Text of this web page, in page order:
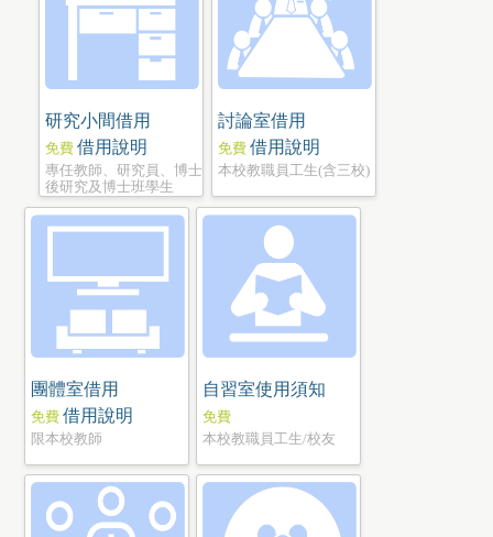
研究小間借用
免費 借用說明
專任教師、研究員、博士
後研究及博士班學生
討論室借用
免費 借用說明
本校教職員工生(含三校)
團體室借用
免費 借用說明
限本校教師
自習室使用須知
免費
本校教職員工生/校友